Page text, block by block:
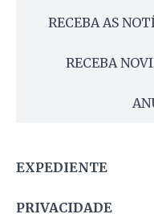
RECEBA AS
RECEBA
EXPEDIENTE
PRIVACIDADE